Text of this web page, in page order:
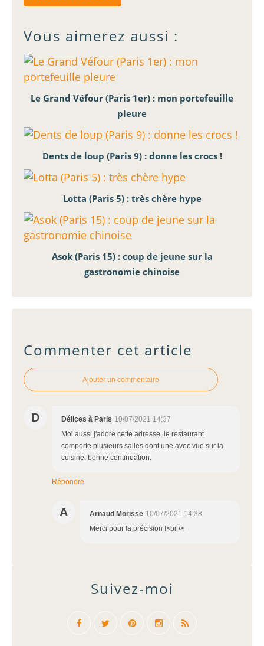
Vous aimerez aussi :
Le Grand Véfour (Paris 1er) : mon portefeuille
pleure
Dents de loup (Paris 9) : donne les crocs !
Lotta (Paris 5) : très chère hype
Asok (Paris 15) : coup de jeune sur la
gastronomie chinoise
Commenter cet article
Ajouter un commentaire
D Délices à Paris 10/07/2021 14:37
Moi aussi j'adore cette adresse, le restaurant
comporte plusieurs salles dont une avec vue sur la
cuisine, bonne continuation.
Répondre
A Arnaud Morisse 10/07/2021 14:38
Merci pour la précision !<br />
Suivez-moi